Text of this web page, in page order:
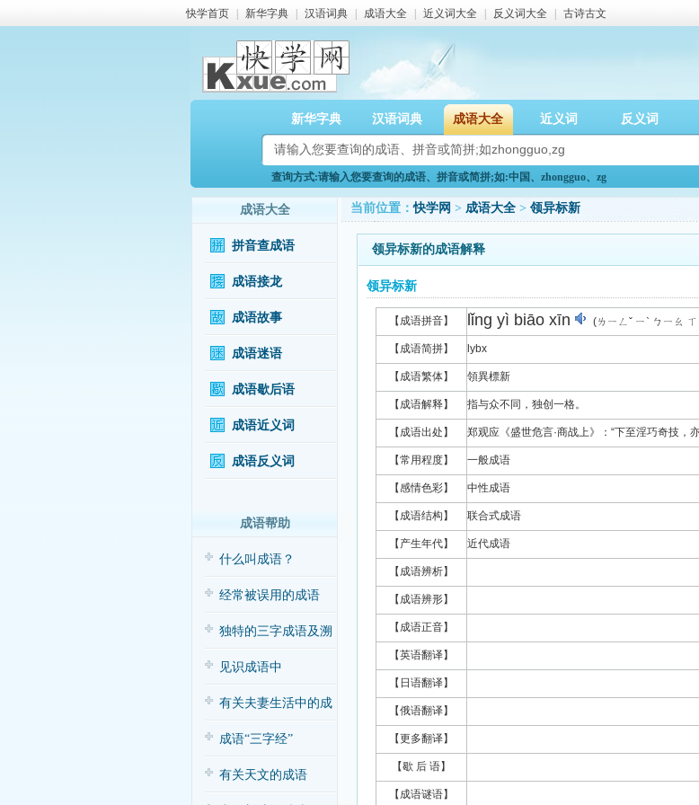
快学首页 新华字典 汉语词典 成语大全 近义词大全 反义词大全 古诗古文
新华字典 汉语词典 成语大全 近义词 反义词
查询方式:请输入您要查询的成语、拼音或简拼;如:中国、zhongguo、zg
成语大全
拼音查成语
成语接龙
成语故事
成语迷语
成语歇后语
成语近义词
成语反义词
成语帮助
什么叫成语？
经常被误用的成语
独特的三字成语及溯
源
见识成语中
的“三”与“五”
有关夫妻生活中的成
语应用（搞笑
成语“三字经”
有关天文的成语
当前位置：快学网 > 成语大全 > 领异标新
领异标新的成语解释
领异标新
【成语拼音】 lǐng yì biāo xīn (ㄌㄧㄥˇ ㄧˋ ㄅㄧㄠ
【成语简拼】 lybx
【成语繁体】 領異標新
【成语解释】 指与众不同，独创一格。
【成语出处】 郑观应《盛世危言·商战上》：“下至淫巧奇技，
【常用程度】 一般成语
【感情色彩】 中性成语
【成语结构】 联合式成语
【产生年代】 近代成语
【成语辨析】
【成语辨形】
【成语正音】
【英语翻译】
【日语翻译】
【俄语翻译】
【更多翻译】
【歇 后 语】
【成语谜语】